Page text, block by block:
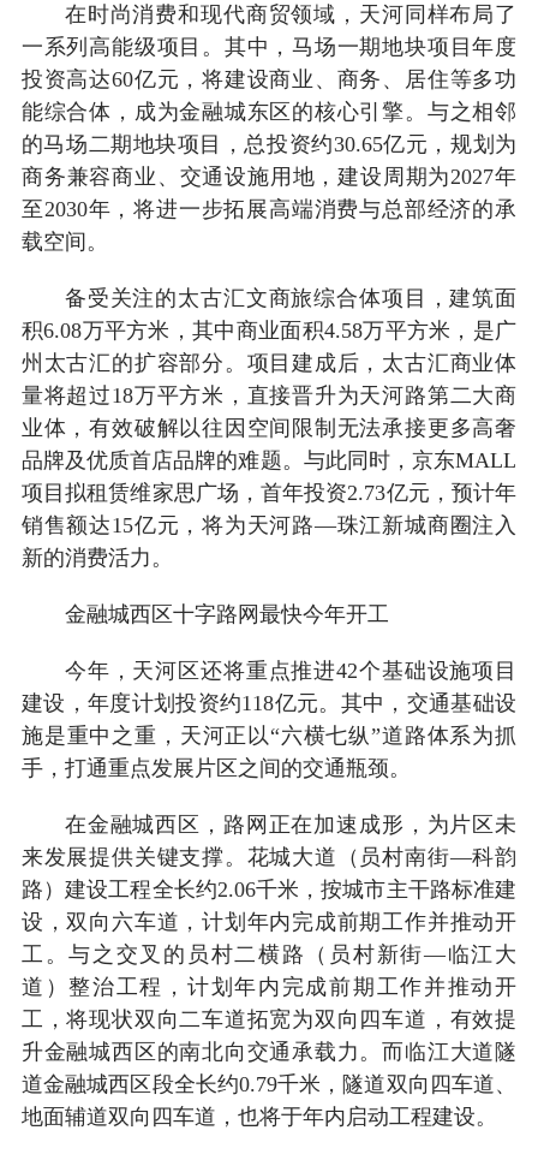
在时尚消费和现代商贸领域，天河同样布局了
一系列高能级项目。其中，马场一期地块项目年度
投资高达60亿元，将建设商业、商务、居住等多功
能综合体，成为金融城东区的核心引擎。与之相邻
的马场二期地块项目，总投资约30.65亿元，规划为
商务兼容商业、交通设施用地，建设周期为2027年
至2030年，将进一步拓展高端消费与总部经济的承
载空间。
备受关注的太古汇文商旅综合体项目，建筑面
积6.08万平方米，其中商业面积4.58万平方米，是广
州太古汇的扩容部分。项目建成后，太古汇商业体
量将超过18万平方米，直接晋升为天河路第二大商
业体，有效破解以往因空间限制无法承接更多高奢
品牌及优质首店品牌的难题。与此同时，京东MALL
项目拟租赁维家思广场，首年投资2.73亿元，预计年
销售额达15亿元，将为天河路—珠江新城商圈注入
新的消费活力。
金融城西区十字路网最快今年开工
今年，天河区还将重点推进42个基础设施项目
建设，年度计划投资约118亿元。其中，交通基础设
施是重中之重，天河正以“六横七纵”道路体系为抓
手，打通重点发展片区之间的交通瓶颈。
在金融城西区，路网正在加速成形，为片区未
来发展提供关键支撑。花城大道（员村南街—科韵
路）建设工程全长约2.06千米，按城市主干路标准建
设，双向六车道，计划年内完成前期工作并推动开
工。与之交叉的员村二横路（员村新街—临江大
道）整治工程，计划年内完成前期工作并推动开
工，将现状双向二车道拓宽为双向四车道，有效提
升金融城西区的南北向交通承载力。而临江大道隧
道金融城西区段全长约0.79千米，隧道双向四车道、
地面辅道双向四车道，也将于年内启动工程建设。